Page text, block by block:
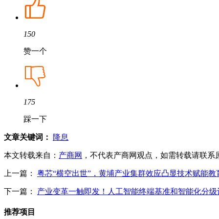
150
赞一个
175
踩一下
文章关键词： 降息
本文转载来自： 产商网 ，不代表产商网观点，如需转载请联系
上一篇： 粤芯“横空出世”，黄埔产业集群效应凸显技术赋能
下一篇： 产业变革一触即发！人工智能终端基准和智能化分
推荐项目